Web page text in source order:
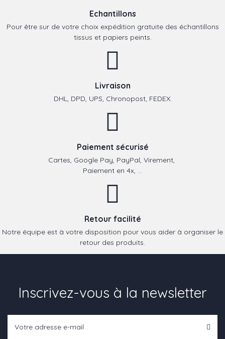
Echantillons
Pour être sur de votre choix expédition gratuite des échantillons
tissus et papiers peints.
Livraison
DHL, DPD, UPS, Chronopost, FEDEX.
Paiement sécurisé
Cartes, Google Pay, PayPal, Virement,
Paiement en 4x, ...
Retour facilité
Notre équipe est à votre disposition pour vous aider à organiser le
retour des produits.
Inscrivez-vous à la newsletter